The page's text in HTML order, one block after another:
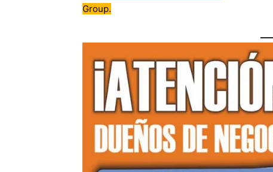
Group.